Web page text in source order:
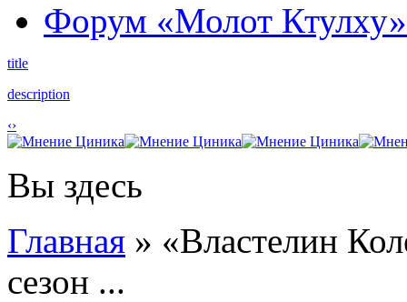
Форум «Молот Ктулху»
title
description
‹›
Вы здесь
Главная » «Властелин
сезон ...